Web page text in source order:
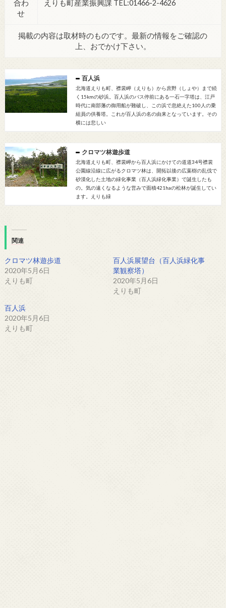
合わ
せ
えりも町産業振興課 TEL:01466-2-4626
掲載の内容は取材時のものです。最新の情報をご確認の
上、おでかけ下さい。
百人浜
北海道えりも町、襟裳岬（えりも）から庶野（しょや）まで続
く15kmの砂浜。百人浜のバス停前にある一石一字塔は、江戸
時代に南部藩の御用船が難破し、この浜で息絶えた100人の乗
組員の供養塔。これが百人浜の名の由来となっています。その
横には悲しい
クロマツ林遊歩道
北海道えりも町、襟裳岬から百人浜にかけての道道34号襟裳
公園線沿線に広がるクロマツ林は、開拓以後の広葉樹の乱伐で
砂漠化した土地の緑化事業（百人浜緑化事業）で誕生したも
の。気の遠くなるような営みで面積421haの松林が誕生してい
ます。えりも緑
関連
クロマツ林遊歩道
2020年5月6日
えりも町
百人浜展望台（百人浜緑化事
業観察塔）
2020年5月6日
えりも町
百人浜
2020年5月6日
えりも町